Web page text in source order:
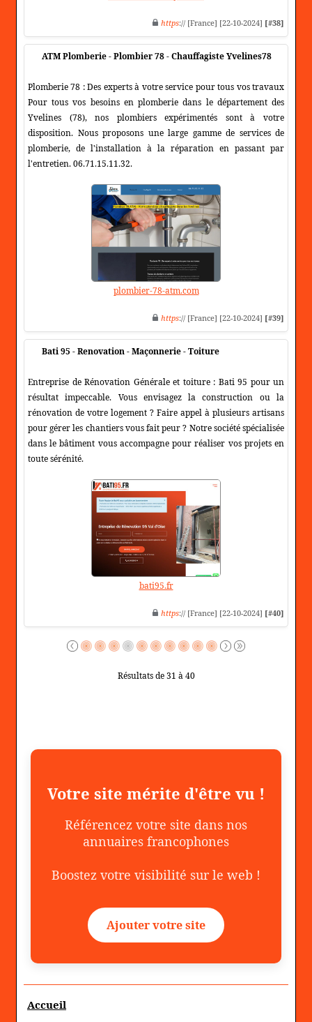
https:// [France] [22-10-2024] [#38]
ATM Plomberie - Plombier 78 - Chauffagiste Yvelines78
Plomberie 78 : Des experts à votre service pour tous vos travaux
Pour tous vos besoins en plomberie dans le département des
Yvelines (78), nos plombiers expérimentés sont à votre
disposition. Nous proposons une large gamme de services de
plomberie, de l'installation à la réparation en passant par
l'entretien. 06.71.15.11.32.
plombier-78-atm.com
https:// [France] [22-10-2024] [#39]
Bati 95 - Renovation - Maçonnerie - Toiture
Entreprise de Rénovation Générale et toiture : Bati 95 pour un
résultat impeccable. Vous envisagez la construction ou la
rénovation de votre logement ? Faire appel à plusieurs artisans
pour gérer les chantiers vous fait peur ? Notre société spécialisée
dans le bâtiment vous accompagne pour réaliser vos projets en
toute sérénité.
bati95.fr
https:// [France] [22-10-2024] [#40]
Résultats de 31 à 40
Votre site mérite d'être vu !
Référencez votre site dans nos
annuaires francophones
Boostez votre visibilité sur le web !
Ajouter votre site
Accueil